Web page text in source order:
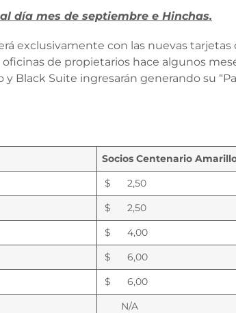
día mes de septiembre e Hinchas.
exclusivamente con las nuevas tarjetas
de propietarios hace algunos
Black Suite ingresarán generando su
Socios Centenario
$ 2,50
$ 2,50
$ 4,00
$ 6,00
$ 6,00
N/A